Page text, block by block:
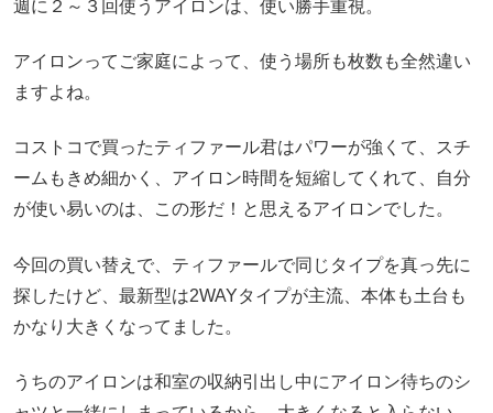
週に２～３回使うアイロンは、使い勝手重視。
アイロンってご家庭によって、使う場所も枚数も全然違い
ますよね。
コストコで買ったティファール君はパワーが強くて、スチ
ームもきめ細かく、アイロン時間を短縮してくれて、自分
が使い易いのは、この形だ！と思えるアイロンでした。
今回の買い替えで、ティファールで同じタイプを真っ先に
探したけど、最新型は2WAYタイプが主流、本体も土台も
かなり大きくなってました。
うちのアイロンは和室の収納引出し中にアイロン待ちのシ